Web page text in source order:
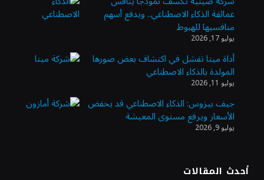
وزير الاستثمار: الموافقة على رخصة مزاولة
الأنشطة المالية عابرة الحدود تطوير للبيئة
الاستثمارية
الذهب يسجل أعلى مستوى في أسبوعين بدعم
من تراجع الدولار
الدولار الأمريكي يتراجع قرب أدنى مستوياته
عمالقة الذكاء الاصطناعي.. ويدفع أسهم
منافسيها للهبوط
يوليو 17, 2026
أداة ميتا تفشل في اكتشاف بعض صورها
المولدة بالذكاء الاصطناعي
يوليو 11, 2026
جيف بيزوس: الذكاء الاصطناعي قد يخفض
الأسعار ويرفع مستوى المعيشة
يوليو 9, 2026
أحدث المقالات